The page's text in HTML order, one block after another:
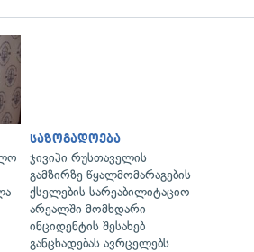
საზოგადოება
ჯივიპი რუსთაველის
გამზირზე წყალმომარაგების
ქსელების სარეაბილიტაციო
არეალში მომხდარი
ინციდენტის შესახებ
განცხადებას ავრცელებს